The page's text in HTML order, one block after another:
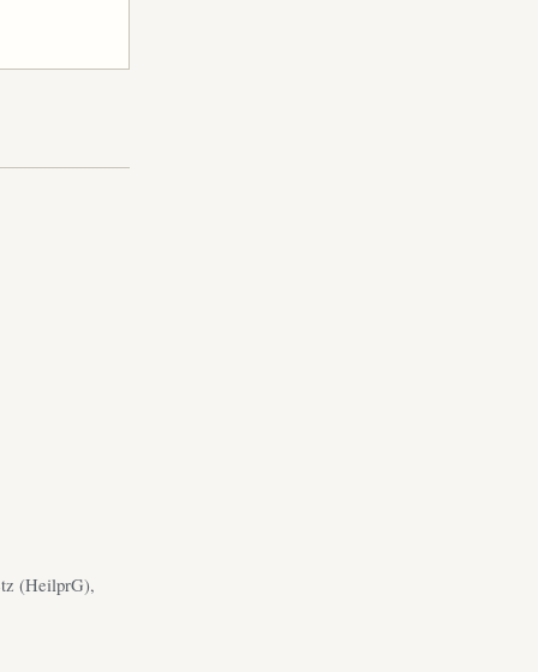
(HeilprG),